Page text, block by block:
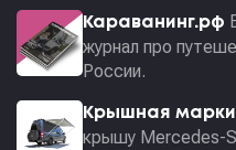
Караванинг.рф
журнал про
России.
Крышная
крышу Mercedes-